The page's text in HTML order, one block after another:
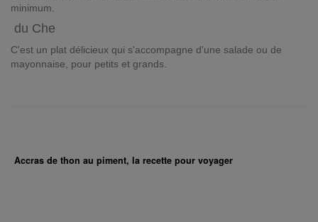
minimum.
du Che
C'est un plat délicieux qui s'accompagne d'une salade ou de
mayonnaise, pour petits et grands.
Accras de thon au piment, la recette pour voyager